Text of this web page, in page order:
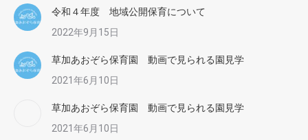
令和４年度 地域公開保育について
2022年9月15日
草加あおぞら保育園 動画で見られる園見学
2021年6月10日
草加あおぞら保育園 動画で見られる園見学
2021年6月10日